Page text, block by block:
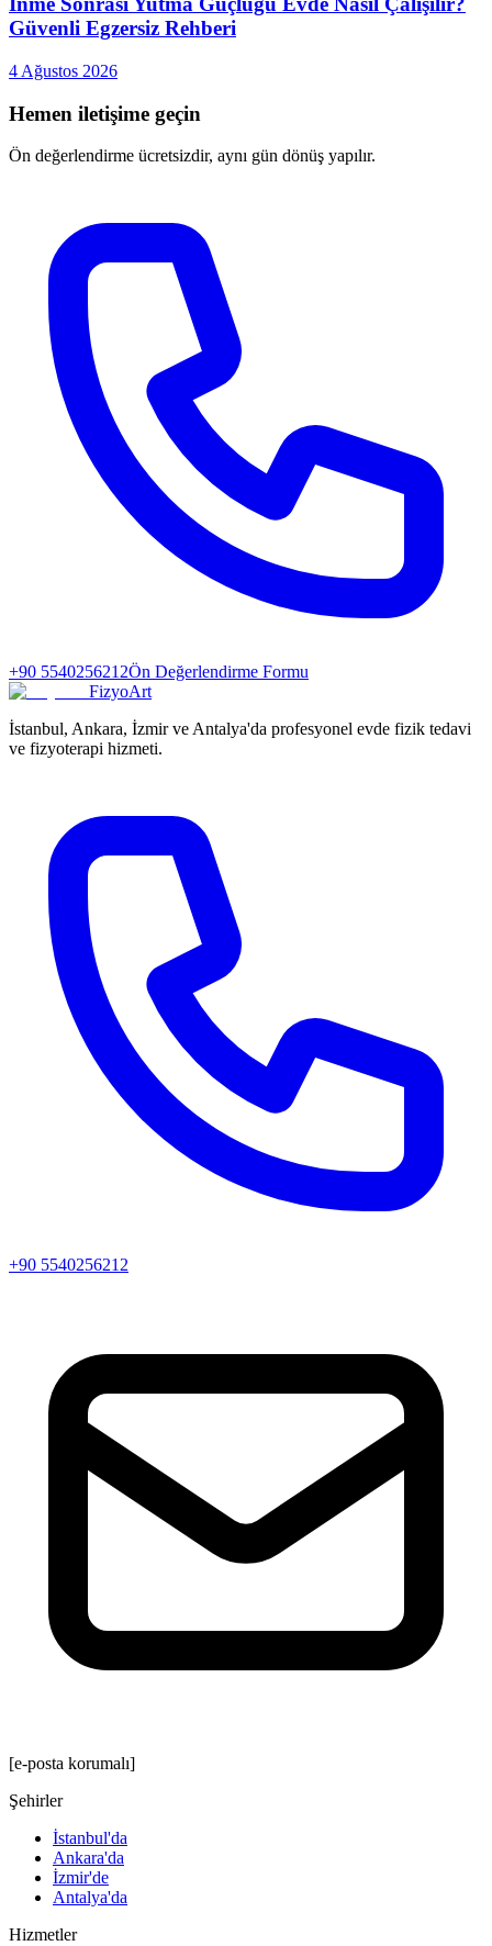
Güvenli Egzersiz Rehberi
4 Ağustos 2026
Hemen iletişime geçin
Ön değerlendirme ücretsizdir, aynı gün dönüş yapılır.
+90 5540256212Ön Değerlendirme Formu
FizyoArt
İstanbul, Ankara, İzmir ve Antalya'da profesyonel evde fizik tedavi
ve fizyoterapi hizmeti.
+90 5540256212
[e-posta korumalı]
Şehirler
İstanbul'da
Ankara'da
İzmir'de
Antalya'da
Hizmetler